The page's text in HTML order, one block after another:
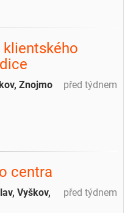
před týdnem
Znojmo
centra
před týdnem
Vyškov,